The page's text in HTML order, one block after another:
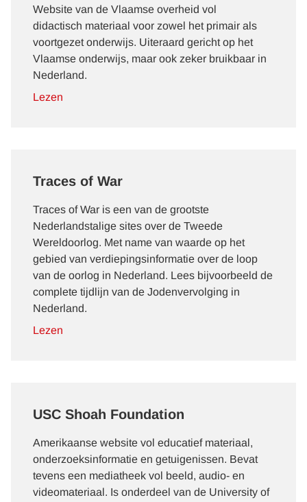
Website van de Vlaamse overheid vol
didactisch materiaal voor zowel het primair als
voortgezet onderwijs. Uiteraard gericht op het
Vlaamse onderwijs, maar ook zeker bruikbaar in
Nederland.
Lezen
Traces of War
Traces of War is een van de grootste
Nederlandstalige sites over de Tweede
Wereldoorlog. Met name van waarde op het
gebied van verdiepingsinformatie over de loop
van de oorlog in Nederland. Lees bijvoorbeeld de
complete tijdlijn van de Jodenvervolging in
Nederland.
Lezen
USC Shoah Foundation
Amerikaanse website vol educatief materiaal,
onderzoeksinformatie en getuigenissen. Bevat
tevens een mediatheek vol beeld, audio- en
videomateriaal. Is onderdeel van de University of